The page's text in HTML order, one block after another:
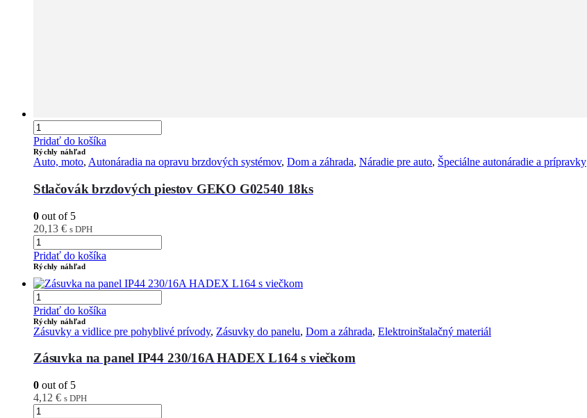
Pridať do košíka
Rýchly náhľad
Auto, moto, Autonáradia na opravu brzdových systémov, Dom a záhrada, Náradie pre auto, Špeciálne autonáradie a prípravky
Stlačovák brzdových piestov GEKO G02540 18ks
0 out of 5
20,13 € s DPH
Pridať do košíka
Rýchly náhľad
Pridať do košíka
Rýchly náhľad
Zásuvky a vidlice pre pohyblivé prívody, Zásuvky do panelu, Dom a záhrada, Elektroinštalačný materiál
Zásuvka na panel IP44 230/16A HADEX L164 s viečkom
0 out of 5
4,12 € s DPH